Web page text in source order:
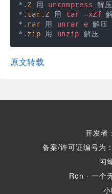
* .Z 用 uncompress 解压
* .tar .Z 用 tar –xZf
* .rar 用 unrar e 解压
* .zip 用 unzip 解压
原文转载
开发者
备案/许可证编号为
闲
Ron · 一个